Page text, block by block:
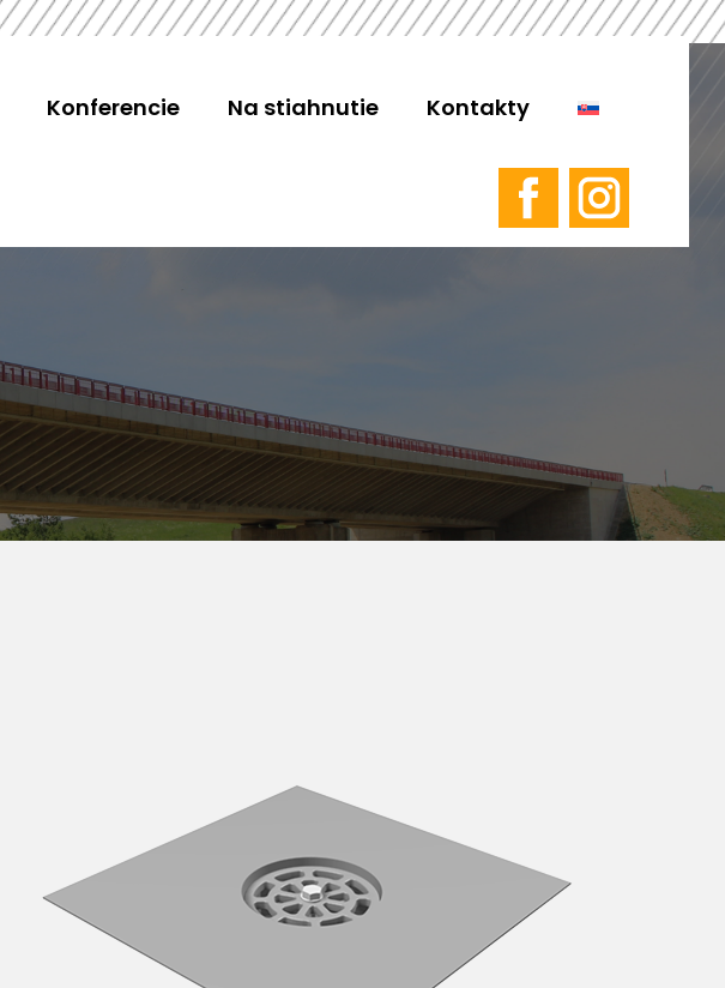
Konferencie Na stiahnutie Kontakty